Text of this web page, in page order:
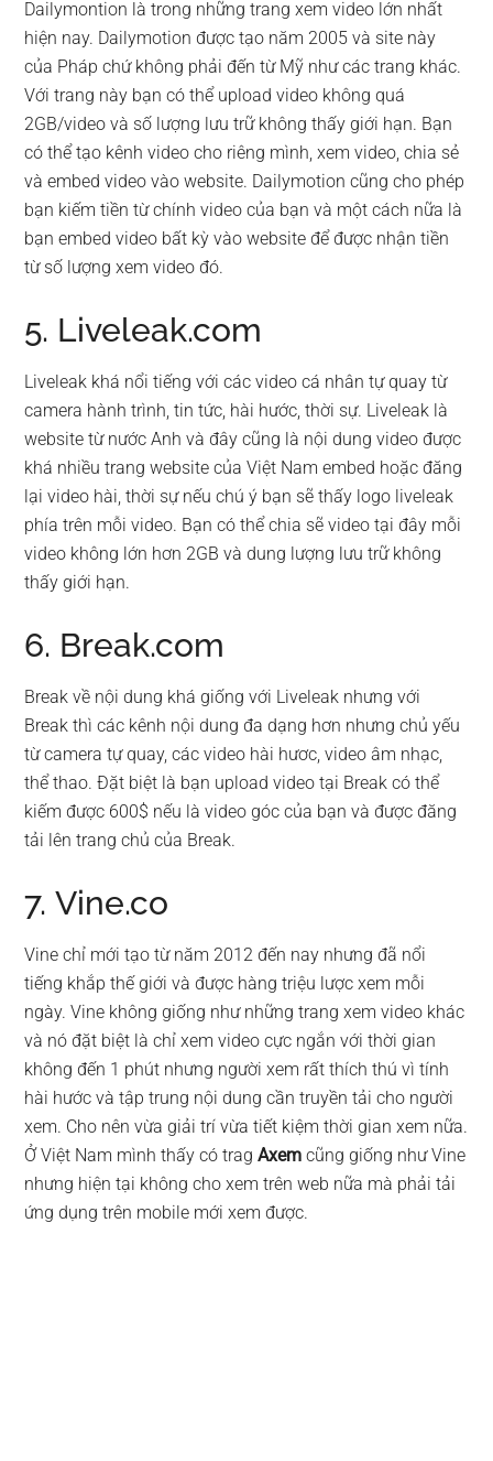
Dailymontion là trong những trang xem video lớn nhất
hiện nay. Dailymotion được tạo năm 2005 và site này
của Pháp chứ không phải đến từ Mỹ như các trang khác.
Với trang này bạn có thể upload video không quá
2GB/video và số lượng lưu trữ không thấy giới hạn. Bạn
có thể tạo kênh video cho riêng mình, xem video, chia sẻ
và embed video vào website. Dailymotion cũng cho phép
bạn kiếm tiền từ chính video của bạn và một cách nữa là
bạn embed video bất kỳ vào website để được nhận tiền
từ số lượng xem video đó.
5. Liveleak.com
Liveleak khá nổi tiếng với các video cá nhân tự quay từ
camera hành trình, tin tức, hài hước, thời sự. Liveleak là
website từ nước Anh và đây cũng là nội dung video được
khá nhiều trang website của Việt Nam embed hoặc đăng
lại video hài, thời sự nếu chú ý bạn sẽ thấy logo liveleak
phía trên mỗi video. Bạn có thể chia sẽ video tại đây mỗi
video không lớn hơn 2GB và dung lượng lưu trữ không
thấy giới hạn.
6. Break.com
Break về nội dung khá giống với Liveleak nhưng với
Break thì các kênh nội dung đa dạng hơn nhưng chủ yếu
từ camera tự quay, các video hài hươc, video âm nhạc,
thể thao. Đặt biệt là bạn upload video tại Break có thể
kiếm được 600$ nếu là video góc của bạn và được đăng
tải lên trang chủ của Break.
7. Vine.co
Vine chỉ mới tạo từ năm 2012 đến nay nhưng đã nổi
tiếng khắp thế giới và được hàng triệu lược xem mỗi
ngày. Vine không giống như những trang xem video khác
và nó đặt biệt là chỉ xem video cực ngắn với thời gian
không đến 1 phút nhưng người xem rất thích thú vì tính
hài hước và tập trung nội dung cần truyền tải cho người
xem. Cho nên vừa giải trí vừa tiết kiệm thời gian xem nữa.
Ở Việt Nam mình thấy có tragAxemcũng giống như Vine
nhưng hiện tại không cho xem trên web nữa mà phải tải
ứng dụng trên mobile mới xem được.